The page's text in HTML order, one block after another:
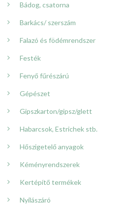
Bádog, csatorna
Barkács/ szerszám
Falazó és födémrendszer
Festék
Fenyő fűrészárú
Gépészet
Gipszkarton/gipsz/glett
Habarcsok, Estrichek stb.
Hőszigetelő anyagok
Kéményrendszerek
Kertépítő termékek
Nyílászáró